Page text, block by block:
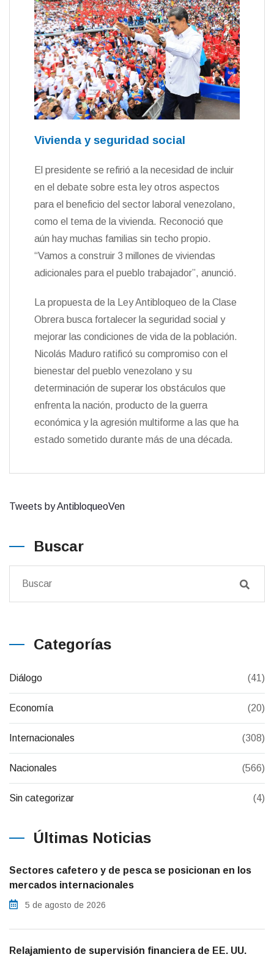
Vivienda y seguridad social
El presidente se refirió a la necesidad de incluir
en el debate sobre esta ley otros aspectos
para el beneficio del sector laboral venezolano,
como el tema de la vivienda. Reconoció que
aún hay muchas familias sin techo propio.
“Vamos a construir 3 millones de viviendas
adicionales para el pueblo trabajador”, anunció.
La propuesta de la Ley Antibloqueo de la Clase
Obrera busca fortalecer la seguridad social y
mejorar las condiciones de vida de la población.
Nicolás Maduro ratificó su compromiso con el
bienestar del pueblo venezolano y su
determinación de superar los obstáculos que
enfrenta la nación, producto de la guerra
económica y la agresión multiforme a las que ha
estado sometido durante más de una década.
Tweets by AntibloqueoVen
Buscar
Categorías
Diálogo (41)
Economía (20)
Internacionales (308)
Nacionales (566)
Sin categorizar (4)
Últimas Noticias
Sectores cafetero y de pesca se posicionan en los
mercados internacionales
5 de agosto de 2026
Relajamiento de supervisión financiera de EE. UU.